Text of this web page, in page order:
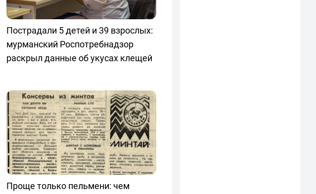
Пострадали 5 детей и 39 взрослых:
мурманский Роспотребнадзор
раскрыл данные об укусах клещей
Проще только пельмени: чем